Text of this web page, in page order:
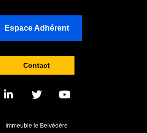
Espace Adhérent
Contact
Immeuble le Belvédère